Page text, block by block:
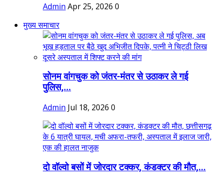
Admin Apr 25, 2026 0
मुख्य समाचार
सोनम वांगचुक को जंतर-मंतर से उठाकर ले गई
पुलिस,...
Admin Jul 18, 2026 0
दो वॉल्वो बसों में जोरदार टक्कर, कंडक्टर की मौत,...